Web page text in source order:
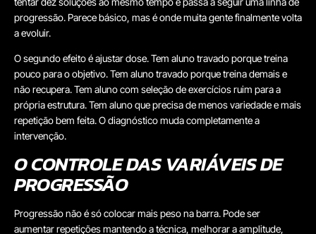
progressão. Parece básico, mas é onde muita gente finalmente volta
a evoluir.
O segundo efeito é ajustar dose. Tem aluno travado porque treina
pouco para o objetivo. Tem aluno travado porque treina demais e
não recupera. Tem aluno com seleção de exercícios ruim para a
própria estrutura. Tem aluno que precisa de menos variedade e mais
repetição bem feita. O diagnóstico muda completamente a
intervenção.
O CONTROLE DAS VARIÁVEIS DE
PROGRESSÃO
Progressão não é só colocar mais peso na barra. Pode ser
aumentar repetições mantendo a técnica, melhorar a amplitude,